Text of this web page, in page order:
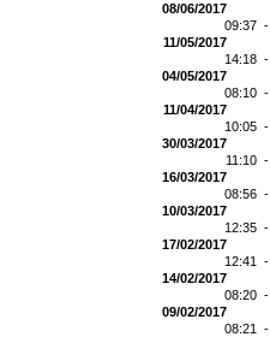
08/06/2017
09:37 -
11/05/2017
14:18 -
04/05/2017
08:10 -
11/04/2017
10:05 -
30/03/2017
11:10 -
16/03/2017
08:56 -
10/03/2017
12:35 -
17/02/2017
12:41 -
14/02/2017
08:20 -
09/02/2017
08:21 -